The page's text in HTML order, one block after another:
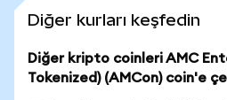
Diğer kurları keşfedin
Diğer kripto coinleri AMC
Tokenized) (AMCon) coin'e